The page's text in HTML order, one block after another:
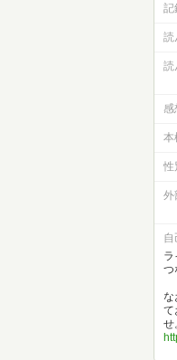
記
読
読
感
本
性
外
自
ラ
つ
な
て
せ